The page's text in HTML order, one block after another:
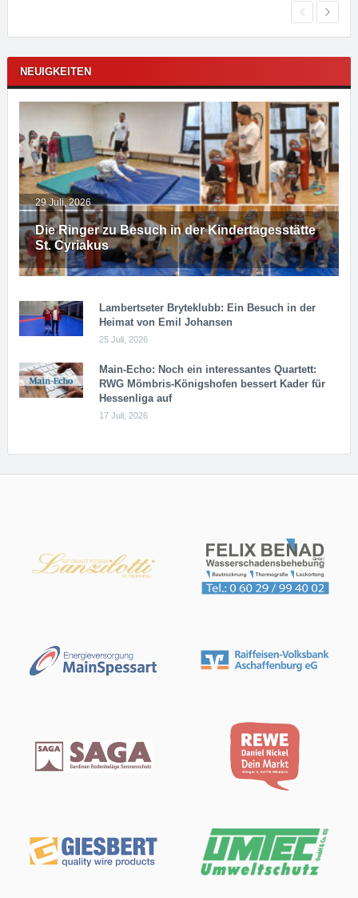
NEUIGKEITEN
Die Ringer zu Besuch in der Kindertagesstätte
St. Cyriakus
29 Juli, 2026
Lambertseter Bryteklubb: Ein Besuch in der
Heimat von Emil Johansen
25 Juli, 2026
Main-Echo: Noch ein in­ter­es­san­tes Quar­tett:
RWG Möm­b­ris-Kö­n­igs­ho­fen bessert Kader für
Hessenliga auf
17 Juli, 2026